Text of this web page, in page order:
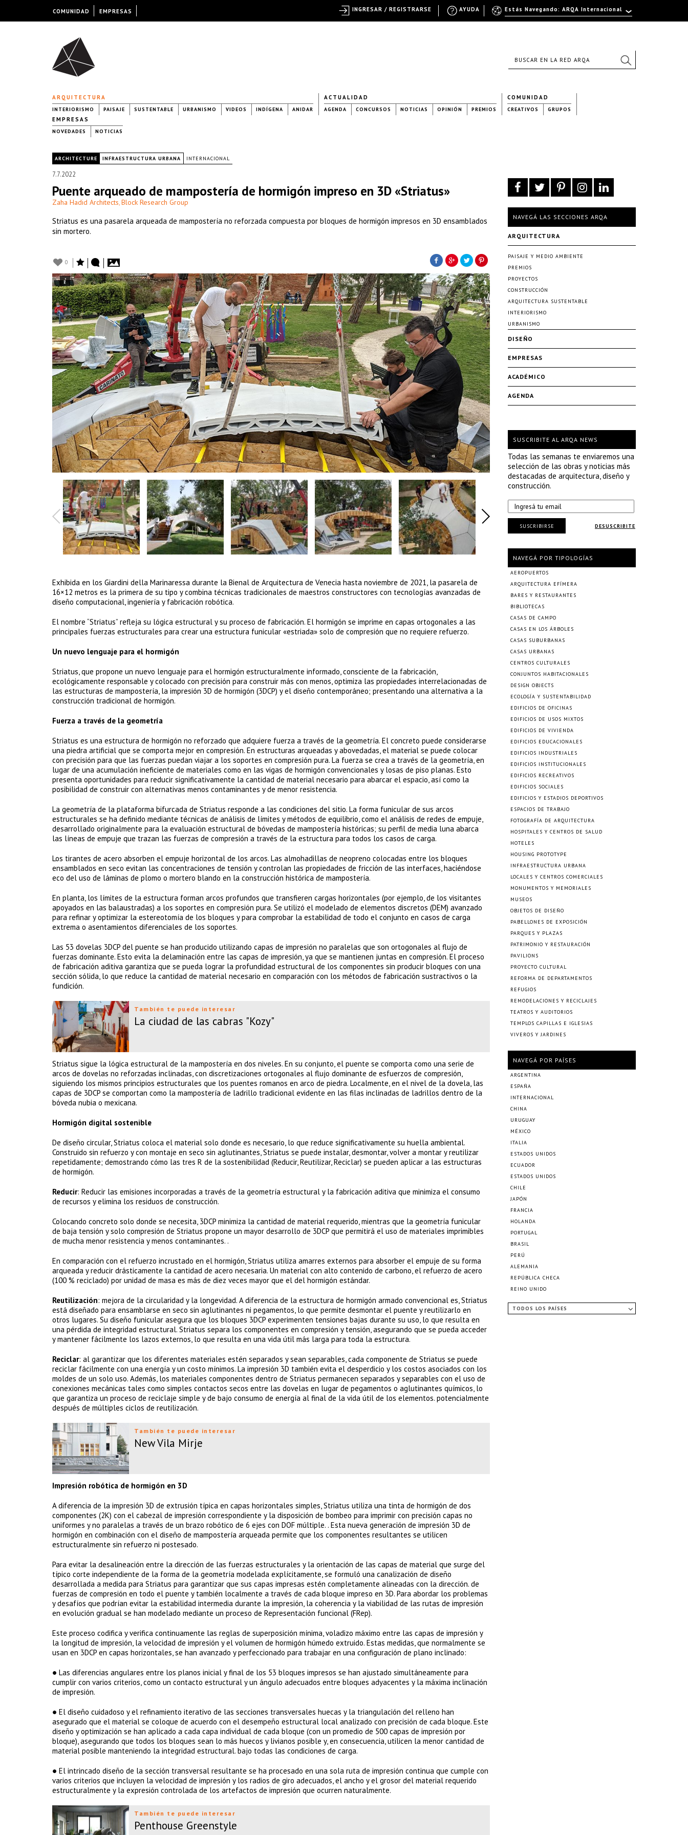
ARQUITECTURA
INTERIORISMO PAISAJE SUSTENTABLE URBANISMO VIDEOS INDÍGENA ANIDAR
ACTUALIDAD
AGENDA CONCURSOS NOTICIAS OPINIÓN PREMIOS
COMUNIDAD
CREATIVOS GRUPOS
EMPRESAS
NOVEDADES NOTICIAS
ARCHITECTURE INFRAESTRUCTURA URBANA INTERNACIONAL
7.7.2022
Puente arqueado de mampostería de hormigón impreso en 3D «Striatus»
Zaha Hadid Architects, Block Research Group
Striatus es una pasarela arqueada de mampostería no reforzada compuesta por bloques de hormigón impresos en 3D ensamblados
sin mortero.
0
Exhibida en los Giardini della Marinaressa durante la Bienal de Arquitectura de Venecia hasta noviembre de 2021, la pasarela de
16×12 metros es la primera de su tipo y combina técnicas tradicionales de maestros constructores con tecnologías avanzadas de
diseño computacional, ingeniería y fabricación robótica.
El nombre “Striatus” refleja su lógica estructural y su proceso de fabricación. El hormigón se imprime en capas ortogonales a las
principales fuerzas estructurales para crear una estructura funicular «estriada» solo de compresión que no requiere refuerzo.
Un nuevo lenguaje para el hormigón
Striatus, que propone un nuevo lenguaje para el hormigón estructuralmente informado, consciente de la fabricación,
ecológicamente responsable y colocado con precisión para construir más con menos, optimiza las propiedades interrelacionadas de
las estructuras de mampostería, la impresión 3D de hormigón (3DCP) y el diseño contemporáneo; presentando una alternativa a la
construcción tradicional de hormigón.
Fuerza a través de la geometría
Striatus es una estructura de hormigón no reforzado que adquiere fuerza a través de la geometría. El concreto puede considerarse
una piedra artificial que se comporta mejor en compresión. En estructuras arqueadas y abovedadas, el material se puede colocar
con precisión para que las fuerzas puedan viajar a los soportes en compresión pura. La fuerza se crea a través de la geometría, en
lugar de una acumulación ineficiente de materiales como en las vigas de hormigón convencionales y losas de piso planas. Esto
presenta oportunidades para reducir significativamente la cantidad de material necesario para abarcar el espacio, así como la
posibilidad de construir con alternativas menos contaminantes y de menor resistencia.
La geometría de la plataforma bifurcada de Striatus responde a las condiciones del sitio. La forma funicular de sus arcos
estructurales se ha definido mediante técnicas de análisis de límites y métodos de equilibrio, como el análisis de redes de empuje,
desarrollado originalmente para la evaluación estructural de bóvedas de mampostería históricas; su perfil de media luna abarca
las líneas de empuje que trazan las fuerzas de compresión a través de la estructura para todos los casos de carga.
Los tirantes de acero absorben el empuje horizontal de los arcos. Las almohadillas de neopreno colocadas entre los bloques
ensamblados en seco evitan las concentraciones de tensión y controlan las propiedades de fricción de las interfaces, haciéndose
eco del uso de láminas de plomo o mortero blando en la construcción histórica de mampostería.
En planta, los límites de la estructura forman arcos profundos que transfieren cargas horizontales (por ejemplo, de los visitantes
apoyados en las balaustradas) a los soportes en compresión pura. Se utilizó el modelado de elementos discretos (DEM) avanzado
para refinar y optimizar la estereotomía de los bloques y para comprobar la estabilidad de todo el conjunto en casos de carga
extrema o asentamientos diferenciales de los soportes.
Las 53 dovelas 3DCP del puente se han producido utilizando capas de impresión no paralelas que son ortogonales al flujo de
fuerzas dominante. Esto evita la delaminación entre las capas de impresión, ya que se mantienen juntas en compresión. El proceso
de fabricación aditiva garantiza que se pueda lograr la profundidad estructural de los componentes sin producir bloques con una
sección sólida, lo que reduce la cantidad de material necesario en comparación con los métodos de fabricación sustractivos o la
fundición.
También te puede interesar
La ciudad de las cabras "Kozy"
Striatus sigue la lógica estructural de la mampostería en dos niveles. En su conjunto, el puente se comporta como una serie de
arcos de dovelas no reforzadas inclinadas, con discretizaciones ortogonales al flujo dominante de esfuerzos de compresión,
siguiendo los mismos principios estructurales que los puentes romanos en arco de piedra. Localmente, en el nivel de la dovela, las
capas de 3DCP se comportan como la mampostería de ladrillo tradicional evidente en las filas inclinadas de ladrillos dentro de la
bóveda nubia o mexicana.
Hormigón digital sostenible
De diseño circular, Striatus coloca el material solo donde es necesario, lo que reduce significativamente su huella ambiental.
Construido sin refuerzo y con montaje en seco sin aglutinantes, Striatus se puede instalar, desmontar, volver a montar y reutilizar
repetidamente; demostrando cómo las tres R de la sostenibilidad (Reducir, Reutilizar, Reciclar) se pueden aplicar a las estructuras
de hormigón.
Reducir: Reducir las emisiones incorporadas a través de la geometría estructural y la fabricación aditiva que minimiza el consumo
de recursos y elimina los residuos de construcción.
Colocando concreto solo donde se necesita, 3DCP minimiza la cantidad de material requerido, mientras que la geometría funicular
de baja tensión y solo compresión de Striatus propone un mayor desarrollo de 3DCP que permitirá el uso de materiales imprimibles
de mucha menor resistencia y menos contaminantes. .
En comparación con el refuerzo incrustado en el hormigón, Striatus utiliza amarres externos para absorber el empuje de su forma
arqueada y reducir drásticamente la cantidad de acero necesaria. Un material con alto contenido de carbono, el refuerzo de acero
(100 % reciclado) por unidad de masa es más de diez veces mayor que el del hormigón estándar.
Reutilización: mejora de la circularidad y la longevidad. A diferencia de la estructura de hormigón armado convencional es, Striatus
está diseñado para ensamblarse en seco sin aglutinantes ni pegamentos, lo que permite desmontar el puente y reutilizarlo en
otros lugares. Su diseño funicular asegura que los bloques 3DCP experimenten tensiones bajas durante su uso, lo que resulta en
una pérdida de integridad estructural. Striatus separa los componentes en compresión y tensión, asegurando que se pueda acceder
y mantener fácilmente los lazos externos, lo que resulta en una vida útil más larga para toda la estructura.
Reciclar: al garantizar que los diferentes materiales estén separados y sean separables, cada componente de Striatus se puede
reciclar fácilmente con una energía y un costo mínimos. La impresión 3D también evita el desperdicio y los costos asociados con los
moldes de un solo uso. Además, los materiales componentes dentro de Striatus permanecen separados y separables con el uso de
conexiones mecánicas tales como simples contactos secos entre las dovelas en lugar de pegamentos o aglutinantes químicos, lo
que garantiza un proceso de reciclaje simple y de bajo consumo de energía al final de la vida útil de los elementos. potencialmente
después de múltiples ciclos de reutilización.
También te puede interesar
New Vila Mirje
Impresión robótica de hormigón en 3D
A diferencia de la impresión 3D de extrusión típica en capas horizontales simples, Striatus utiliza una tinta de hormigón de dos
componentes (2K) con el cabezal de impresión correspondiente y la disposición de bombeo para imprimir con precisión capas no
uniformes y no paralelas a través de un brazo robótico de 6 ejes con DOF múltiple. . Esta nueva generación de impresión 3D de
hormigón en combinación con el diseño de mampostería arqueada permite que los componentes resultantes se utilicen
estructuralmente sin refuerzo ni postesado.
Para evitar la desalineación entre la dirección de las fuerzas estructurales y la orientación de las capas de material que surge del
típico corte independiente de la forma de la geometría modelada explícitamente, se formuló una canalización de diseño
desarrollada a medida para Striatus para garantizar que sus capas impresas estén completamente alineadas con la dirección. de
fuerzas de compresión en todo el puente y también localmente a través de cada bloque impreso en 3D. Para abordar los problemas
y desafíos que podrían evitar la estabilidad intermedia durante la impresión, la coherencia y la viabilidad de las rutas de impresión
en evolución gradual se han modelado mediante un proceso de Representación funcional (FRep).
Este proceso codifica y verifica continuamente las reglas de superposición mínima, voladizo máximo entre las capas de impresión y
la longitud de impresión, la velocidad de impresión y el volumen de hormigón húmedo extruido. Estas medidas, que normalmente se
usan en 3DCP en capas horizontales, se han avanzado y perfeccionado para trabajar en una configuración de plano inclinado:
● Las diferencias angulares entre los planos inicial y final de los 53 bloques impresos se han ajustado simultáneamente para
cumplir con varios criterios, como un contacto estructural y un ángulo adecuados entre bloques adyacentes y la máxima inclinación
de impresión.
● El diseño cuidadoso y el refinamiento iterativo de las secciones transversales huecas y la triangulación del relleno han
asegurado que el material se coloque de acuerdo con el desempeño estructural local analizado con precisión de cada bloque. Este
diseño y optimización se han aplicado a cada capa individual de cada bloque (con un promedio de 500 capas de impresión por
bloque), asegurando que todos los bloques sean lo más huecos y livianos posible y, en consecuencia, utilicen la menor cantidad de
material posible manteniendo la integridad estructural. bajo todas las condiciones de carga.
● El intrincado diseño de la sección transversal resultante se ha procesado en una sola ruta de impresión continua que cumple con
varios criterios que incluyen la velocidad de impresión y los radios de giro adecuados, el ancho y el grosor del material requerido
estructuralmente y la expresión controlada de los artefactos de impresión que ocurren naturalmente.
También te puede interesar
Penthouse Greenstyle
NAVEGÁ LAS SECCIONES ARQA
ARQUITECTURA
PAISAJE Y MEDIO AMBIENTE
PREMIOS
PROYECTOS
CONSTRUCCIÓN
ARQUITECTURA SUSTENTABLE
INTERIORISMO
URBANISMO
DISEÑO
EMPRESAS
ACADÉMICO
AGENDA
SUSCRIBITE AL ARQA NEWS
Todas las semanas te enviaremos una
selección de las obras y noticias más
destacadas de arquitectura, diseño y
construcción.
DESUSCRIBITE
SUSCRIBIRSE
NAVEGÁ POR TIPOLOGÍAS
AEROPUERTOS
ARQUITECTURA EFÍMERA
BARES Y RESTAURANTES
BIBLIOTECAS
CASAS DE CAMPO
CASAS EN LOS ÁRBOLES
CASAS SUBURBANAS
CASAS URBANAS
CENTROS CULTURALES
CONJUNTOS HABITACIONALES
DESIGN OBJECTS
ECOLOGÍA Y SUSTENTABILIDAD
EDIFICIOS DE OFICINAS
EDIFICIOS DE USOS MIXTOS
EDIFICIOS DE VIVIENDA
EDIFICIOS EDUCACIONALES
EDIFICIOS INDUSTRIALES
EDIFICIOS INSTITUCIONALES
EDIFICIOS RECREATIVOS
EDIFICIOS SOCIALES
EDIFICIOS Y ESTADIOS DEPORTIVOS
ESPACIOS DE TRABAJO
FOTOGRAFÍA DE ARQUITECTURA
HOSPITALES Y CENTROS DE SALUD
HOTELES
HOUSING PROTOTYPE
INFRAESTRUCTURA URBANA
LOCALES Y CENTROS COMERCIALES
MONUMENTOS Y MEMORIALES
MUSEOS
OBJETOS DE DISEÑO
PABELLONES DE EXPOSICIÓN
PARQUES Y PLAZAS
PATRIMONIO Y RESTAURACIÓN
PAVILIONS
PROYECTO CULTURAL
REFORMA DE DEPARTAMENTOS
REFUGIOS
REMODELACIONES Y RECICLAJES
TEATROS Y AUDITORIOS
TEMPLOS CAPILLAS E IGLESIAS
VIVEROS Y JARDINES
NAVEGÁ POR PAÍSES
ARGENTINA
ESPAÑA
INTERNACIONAL
CHINA
URUGUAY
MÉXICO
ITALIA
ESTADOS UNIDOS
ECUADOR
ESTADOS UNIDOS
CHILE
JAPÓN
FRANCIA
HOLANDA
PORTUGAL
BRASIL
PERÚ
ALEMANIA
REPÚBLICA CHECA
REINO UNIDO
TODOS LOS PAÍSES
COMUNIDAD EMPRESAS Estás Navegando: ARQA Internacional
AYUDA
INGRESAR / REGISTRARSE